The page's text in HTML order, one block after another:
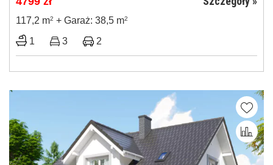
117,2 m2 + Garaż: 38,5 m2
1 3 2